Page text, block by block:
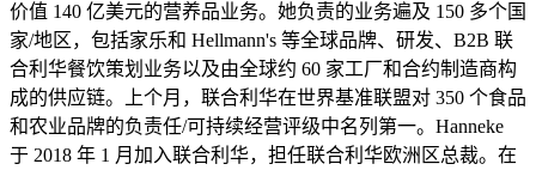
价值 140 亿美元的营养品业务。她负责的业务遍及 150 多个国
家/地区，包括家乐和 Hellmann's 等全球品牌、研发、B2B 联
合利华餐饮策划业务以及由全球约 60 家工厂和合约制造商构
成的供应链。上个月，联合利华在世界基准联盟对 350 个食品
和农业品牌的负责任/可持续经营评级中名列第一。Hanneke
于 2018 年 1 月加入联合利华，担任联合利华欧洲区总裁。在